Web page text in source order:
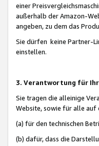
einer
außerhalb der Amazon-
angeben, zu dem das
Sie dürfen keine Partner-
einstellen.
3. Verantwortung für
Sie tragen die alleinige
Website, sowie für alle auf
(a) für den technischen
(b) dafür, dass die